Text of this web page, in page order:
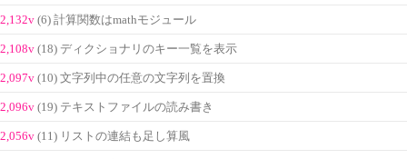
2,132v (6) 計算関数はmathモジュール
2,108v (18) ディクショナリのキー一覧を表示
2,097v (10) 文字列中の任意の文字列を置換
2,096v (19) テキストファイルの読み書き
2,056v (11) リストの連結も足し算風